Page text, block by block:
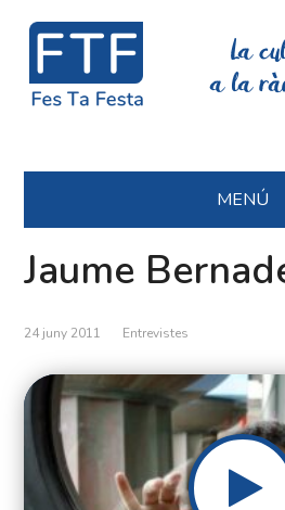
La
a la
MENÚ
Jaume
24 juny 2011 Entrevistes